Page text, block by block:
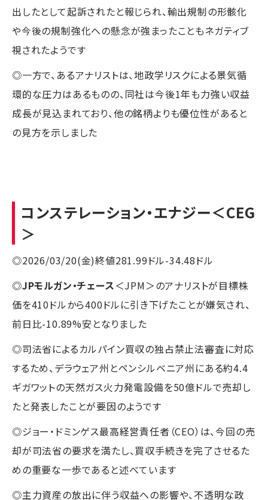
出したとして起訴されたと報じられ、輸出規制の形骸化
や今後の規制強化への懸念が強まったこともネガティブ
視されたようです
◎一方で、あるアナリストは、地政学リスクによる景気循
環的な圧力はあるものの、同社は今後1年も力強い収益
成長が見込まれており、他の銘柄よりも優位性があると
の見方を示しました
コンステレーション・エナジー＜CEG
＞
◎2026/03/20(金)終値281.99ドル-34.48ドル
◎JPモルガン・チェース＜JPM＞のアナリストが目標株
価を410ドルから400ドルに引き下げたことが嫌気され、
前日比-10.89%安となりました
◎司法省によるカルパイン買収の独占禁止法審査に対応
するため、デラウェア州とペンシルベニア州にある約4.4
ギガワットの天然ガス火力発電設備を50億ドルで売却し
たと発表したことが要因のようです
◎ジョー・ドミンゲス最高経営責任者（CEO）は、今回の売
却が司法省の要求を満たし、買収手続きを完了させるた
めの重要な一歩であると述べています
◎主力資産の放出に伴う収益への影響や、不透明な政